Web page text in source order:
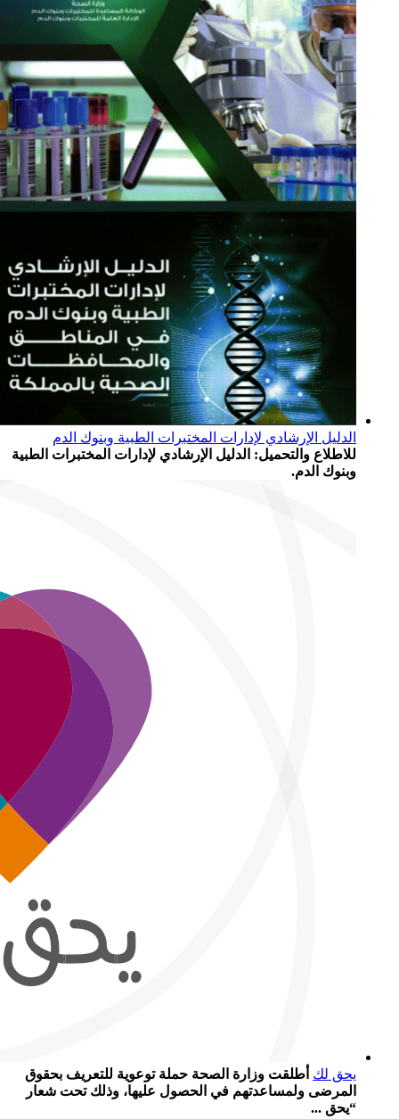
الدليل الإرشادي لإدارات المختبرات الطبية وبنوك الدم
للاطلاع والتحميل: الدليل الإرشادي لإدارات المختبرات الطبية
وبنوك الدم.
يحق لك أطلقت وزارة الصحة حملة توعوية للتعريف بحقوق
المرضى ولمساعدتهم في الحصول عليها، وذلك تحت شعار
“يحق ...